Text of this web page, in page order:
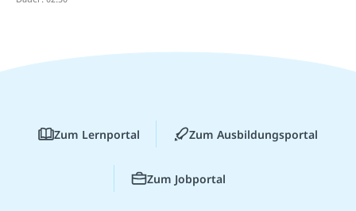
Zum Lernportal Zum Ausbildungsportal
Zum Jobportal